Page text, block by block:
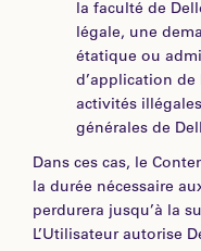
la faculté de
légale, une
étatique ou
d’application
activités
générales de
Dans ces cas, le
la durée nécessaire
perdurera jusqu’à la
L’Utilisateur autorise